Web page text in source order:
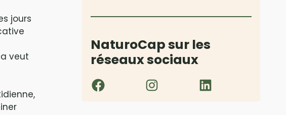
jours
veut
NaturoCap sur les
réseaux sociaux